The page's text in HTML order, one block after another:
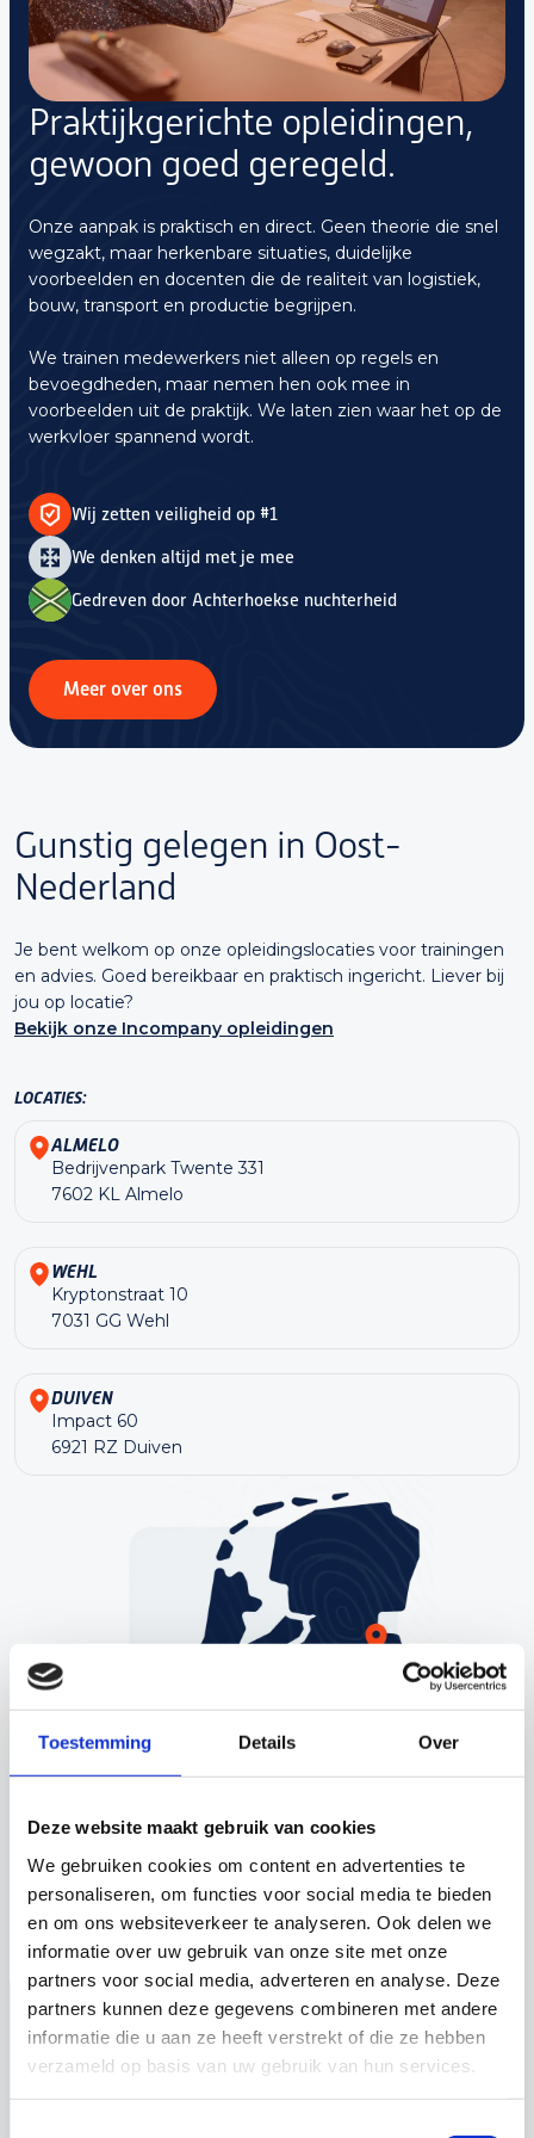
Toestemming Details Over
Deze website maakt gebruik van cookies
We gebruiken cookies om content en advertenties te
personaliseren, om functies voor social media te bieden
en om ons websiteverkeer te analyseren. Ook delen we
informatie over uw gebruik van onze site met onze
partners voor social media, adverteren en analyse. Deze
partners kunnen deze gegevens combineren met andere
informatie die u aan ze heeft verstrekt of die ze hebben
verzameld op basis van uw gebruik van hun services.
Praktijkgerichte opleidingen,
gewoon goed geregeld.
Onze aanpak is praktisch en direct. Geen theorie die snel
wegzakt, maar herkenbare situaties, duidelijke
voorbeelden en docenten die de realiteit van logistiek,
bouw, transport en productie begrijpen.
We trainen medewerkers niet alleen op regels en
bevoegdheden, maar nemen hen ook mee in
voorbeelden uit de praktijk. We laten zien waar het op de
werkvloer spannend wordt.
Wij zetten veiligheid op #1
We denken altijd met je mee
Gedreven door Achterhoekse nuchterheid
Meer over ons
Gunstig gelegen in Oost-
Nederland
Je bent welkom op onze opleidingslocaties voor trainingen
en advies. Goed bereikbaar en praktisch ingericht. Liever bij
jou op locatie?
Bekijk onze Incompany opleidingen
LOCATIES:
ALMELO
Bedrijvenpark Twente 331
7602 KL Almelo
WEHL
Kryptonstraat 10
7031 GG Wehl
DUIVEN
Impact 60
6921 RZ Duiven
Aankomende opleidingen